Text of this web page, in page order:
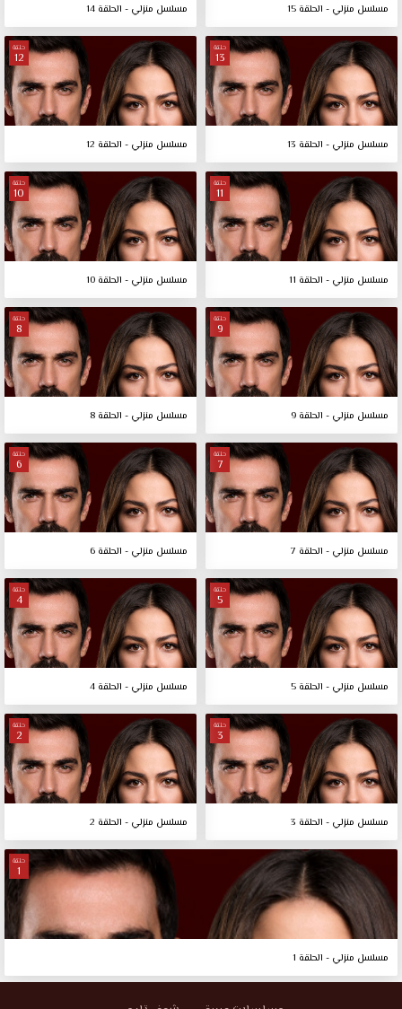
مسلسل منزلي - الحلقة 15 مسلسل منزلي - الحلقة 14
حلقة
13
مسلسل منزلي - الحلقة 13
حلقة
12
مسلسل منزلي - الحلقة 12
حلقة
11
مسلسل منزلي - الحلقة 11
حلقة
10
مسلسل منزلي - الحلقة 10
حلقة
9
مسلسل منزلي - الحلقة 9
حلقة
8
مسلسل منزلي - الحلقة 8
حلقة
7
مسلسل منزلي - الحلقة 7
حلقة
6
مسلسل منزلي - الحلقة 6
حلقة
5
مسلسل منزلي - الحلقة 5
حلقة
4
مسلسل منزلي - الحلقة 4
حلقة
3
مسلسل منزلي - الحلقة 3
حلقة
2
مسلسل منزلي - الحلقة 2
حلقة
1
مسلسل منزلي - الحلقة 1